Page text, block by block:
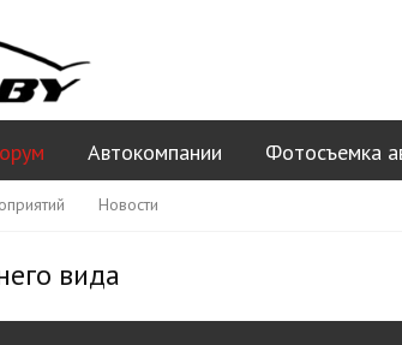
Автокомпании Фотосъемка
Новости
вида